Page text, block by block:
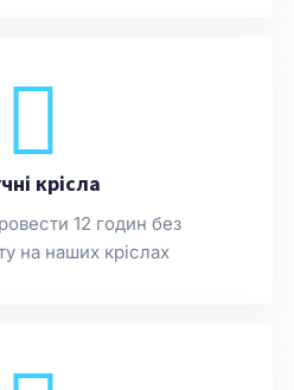
крісла
12 годин без
на наших кріслах